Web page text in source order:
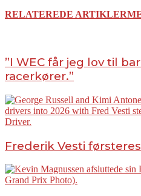
RELATEREDE ARTIKLER
”I WEC får jeg lov til
racerkører.”
Frederik Vesti